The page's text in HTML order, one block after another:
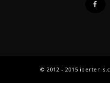
© 2012 - 2015